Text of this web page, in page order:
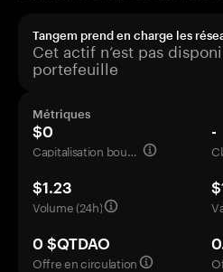
Tangem prend en charge les
Cet actif n’est pas
portefeuille
Métriques
$0
Capitalisation boursière
-
$1.23
Volume (24h)
0 $QTDAO
Offre en circulation